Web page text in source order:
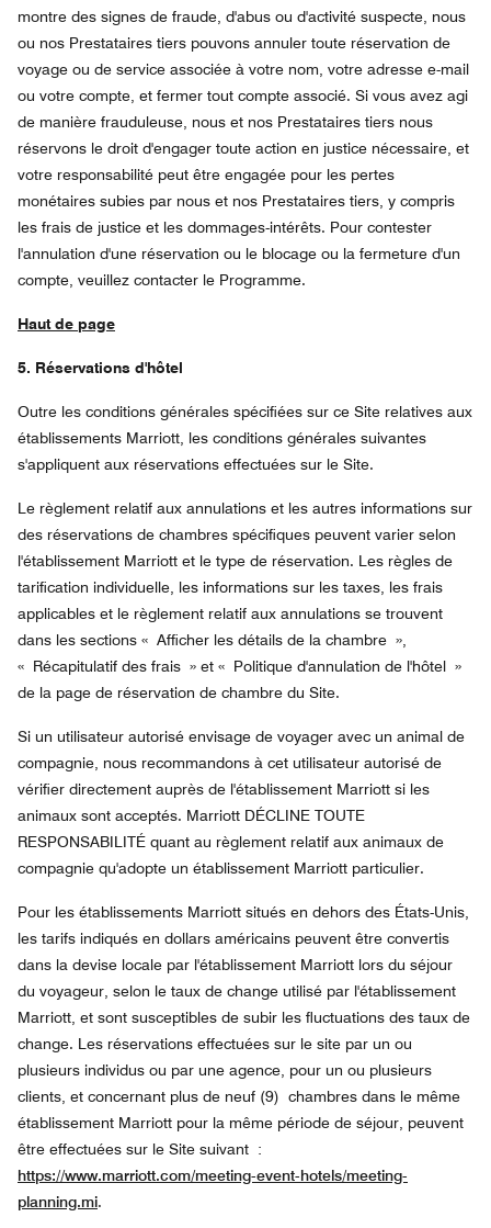
montre des signes de fraude, d'abus ou d'activité suspecte, nous
ou nos Prestataires tiers pouvons annuler toute réservation de
voyage ou de service associée à votre nom, votre adresse e-mail
ou votre compte, et fermer tout compte associé. Si vous avez agi
de manière frauduleuse, nous et nos Prestataires tiers nous
réservons le droit d'engager toute action en justice nécessaire, et
votre responsabilité peut être engagée pour les pertes
monétaires subies par nous et nos Prestataires tiers, y compris
les frais de justice et les dommages-intérêts. Pour contester
l'annulation d'une réservation ou le blocage ou la fermeture d'un
compte, veuillez contacter le Programme.
Haut de page
5. Réservations d'hôtel
Outre les conditions générales spécifiées sur ce Site relatives aux
établissements Marriott, les conditions générales suivantes
s'appliquent aux réservations effectuées sur le Site.
Le règlement relatif aux annulations et les autres informations sur
des réservations de chambres spécifiques peuvent varier selon
l'établissement Marriott et le type de réservation. Les règles de
tarification individuelle, les informations sur les taxes, les frais
applicables et le règlement relatif aux annulations se trouvent
dans les sections « Afficher les détails de la chambre »,
« Récapitulatif des frais » et « Politique d'annulation de l'hôtel »
de la page de réservation de chambre du Site.
Si un utilisateur autorisé envisage de voyager avec un animal de
compagnie, nous recommandons à cet utilisateur autorisé de
vérifier directement auprès de l'établissement Marriott si les
animaux sont acceptés. Marriott DÉCLINE TOUTE
RESPONSABILITÉ quant au règlement relatif aux animaux de
compagnie qu'adopte un établissement Marriott particulier.
Pour les établissements Marriott situés en dehors des États-Unis,
les tarifs indiqués en dollars américains peuvent être convertis
dans la devise locale par l'établissement Marriott lors du séjour
du voyageur, selon le taux de change utilisé par l'établissement
Marriott, et sont susceptibles de subir les fluctuations des taux de
change. Les réservations effectuées sur le site par un ou
plusieurs individus ou par une agence, pour un ou plusieurs
clients, et concernant plus de neuf (9) chambres dans le même
établissement Marriott pour la même période de séjour, peuvent
être effectuées sur le Site suivant :
https://www.marriott.com/meeting-event-hotels/meeting-
planning.mi.